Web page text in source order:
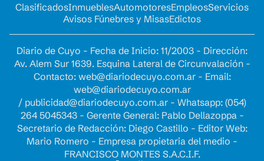
ClasificadosInmueblesAutomotoresEmpleosServicios
Avisos Fúnebres y MisasEdictos
Diario de Cuyo - Fecha de Inicio: 11/2003 - Dirección:
Av. Alem Sur 1639. Esquina Lateral de Circunvalación -
Contacto: web@diariodecuyo.com.ar- Email:
web@diariodecuyo.com.ar
/ publicidad@diariodecuyo.com.ar- Whatsapp: (054)
264 5045343 - Gerente General: Pablo Dellazoppa -
Secretario de Redacción: Diego Castillo - Editor Web:
Mario Romero - Empresa propietaria del medio -
FRANCISCO MONTES S.A.C.I.F.